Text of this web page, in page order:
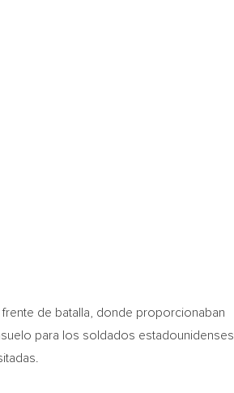
de batalla, donde proporcionaban
para los soldados estadounidenses.